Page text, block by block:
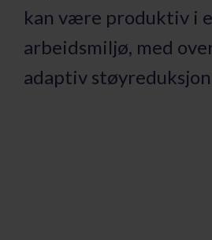
kan være produktiv i
arbeidsmiljø, med
adaptiv